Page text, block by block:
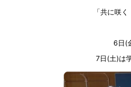
「共に咲
6日(
7日(土)は